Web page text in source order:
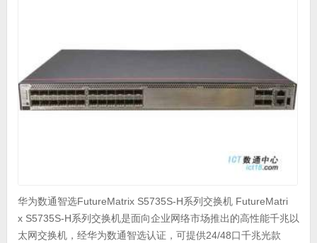
华为数通智选FutureMatrix S5735S-H系列交换机 FutureMatri
x S5735S-H系列交换机是面向企业网络市场推出的高性能千兆以
太网交换机，经华为数通智选认证，可提供24/48口千兆光款